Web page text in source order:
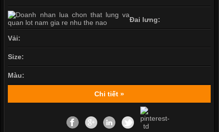
Đai lưng:
Vải:
Size:
Màu:
Chi tiết »